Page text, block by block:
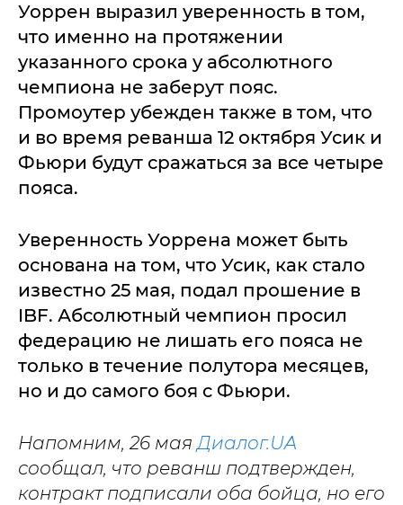
Уоррен выразил уверенность в том,
что именно на протяжении
указанного срока у абсолютного
чемпиона не заберут пояс.
Промоутер убежден также в том, что
и во время реванша 12 октября Усик и
Фьюри будут сражаться за все четыре
пояса.
Уверенность Уоррена может быть
основана на том, что Усик, как стало
известно 25 мая, подал прошение в
IBF. Абсолютный чемпион просил
федерацию не лишать его пояса не
только в течение полутора месяцев,
но и до самого боя с Фьюри.
Напомним, 26 маяДиалог.UA
сообщал, что реванш подтвержден,
контракт подписали оба бойца, но его